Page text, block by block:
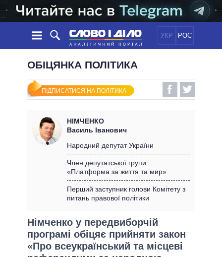
УКР РОС
НОВИНИ
СТРІЧКА
ПОДІЇ
ДУМКИ
ОГЛЯДИ
ДАЙДЖЕСТИ
ПОЛІТИКА
ЕКОНОМІКА
СВІТ
ОБIЦЯНКИ
УСІ ПОЛІТИКИ
ПРЕЗИДЕНТ І ОФІС
КАБІНЕТ МІНІСТРІВ
ГОЛОВИ ОБЛАДМІНІСТРАЦІЙ
МЕРИ МІСТ
ІНФОГРАФІКА
ВІДЕО
ПІДТРИМАТИ
ПОРІВНЯННЯ ПОЛІТИКІВ
ОБІЦЯНКА ПОЛІТИКА
ПІДПИСАТИСЯ НА ПОЛІТИКА
НІМЧЕНКО
Василь Іванович
Народний депутат України
Член депутатської групи
«Платформа за життя та мир»
Перший заступник голови Комітету з
питань правової політики
Німченко у передвиборчій
програмі обіцяє прийняти закон
«Про всеукраїнський та місцеві